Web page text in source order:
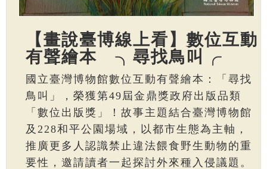
【畫說臺博線上看】數位互動
有聲繪本 ╮尋找鳥叫╭
國立臺灣博物館數位互動有聲繪本：「尋找
鳥叫」，榮獲第49屆金鼎獎政府出版品類
「數位出版獎」！故事主題結合臺灣博物館
及228和平公園場域，以都市生態為主軸，
推廣更多人認識禁止違法餵食野生動物的重
要性，邀請讀者一起探討外來種入侵議題。